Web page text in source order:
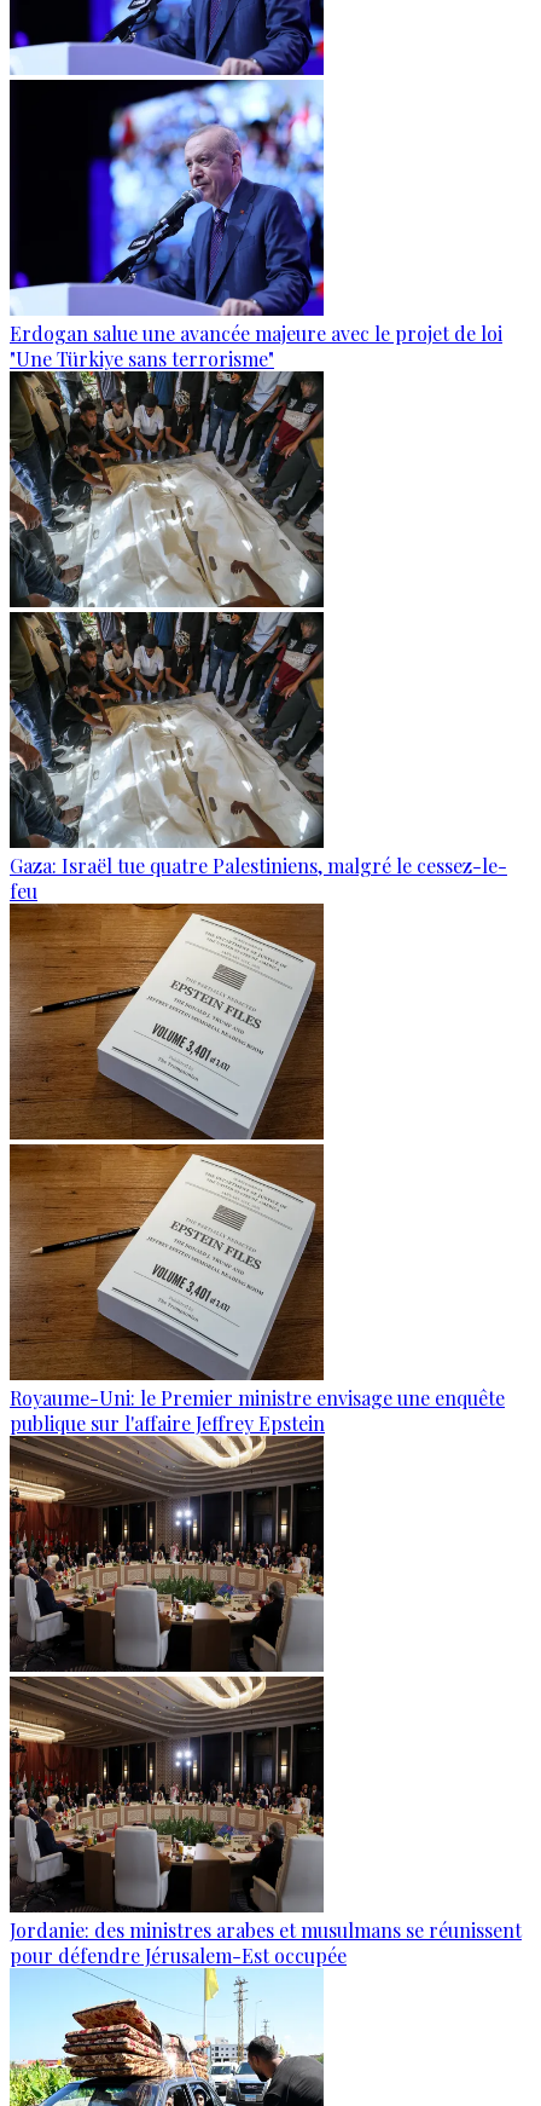
Erdogan salue une avancée majeure avec le projet de loi
"Une Türkiye sans terrorisme"
Gaza: Israël tue quatre Palestiniens, malgré le cessez-le-
feu
Royaume-Uni: le Premier ministre envisage une enquête
publique sur l'affaire Jeffrey Epstein
Jordanie: des ministres arabes et musulmans se réunissent
pour défendre Jérusalem-Est occupée